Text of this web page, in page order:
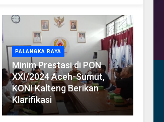
PALANGKA RAYA
Minim Prestasi di PON
XXI/2024 Aceh-Sumut,
KONI Kalteng Berikan
Klarifikasi